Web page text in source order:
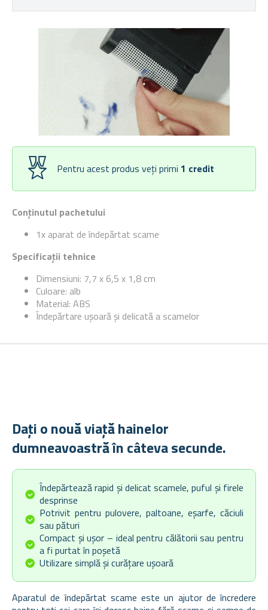
Conținutul pachetului
1x aparat de îndepărtat scame
Specificații tehnice
Dimensiuni: 7,7 x 6,5 x 1,8 cm
Culoare: alb
Material: ABS
Îndepărtare ușoară și delicată a scamelor
Pentru acest produs veți primi 1 credit
Dați o nouă viață hainelor
dumneavoastră în câteva secunde.
Îndepărtează rapid și delicat scamele, puful și firele
desprinse
Potrivit pentru pulovere, paltoane, eșarfe, căciuli
sau pături
Compact și ușor – ideal pentru călătorii sau pentru
a fi purtat în poșetă
Utilizare simplă și curățare ușoară
Aparatul de îndepărtat scame este un ajutor de încredere